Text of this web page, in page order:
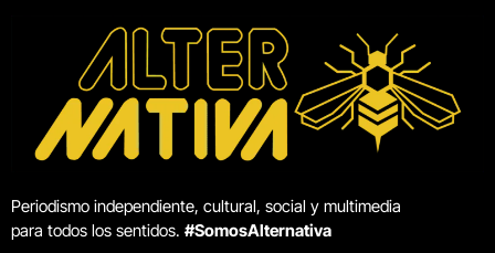
Periodismo independiente, cultural, social y multimedia
para todos los sentidos. #SomosAlternativa